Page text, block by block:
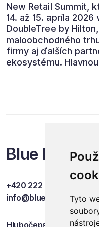
Tyto
New Retail Summit,
14. až 15. apríla
DoubleTree by
maloobchodného
firmy aj ďalších
ekosystému.
Blue Events
+420 222 749 841
info@blueevents.eu
Hlubočepská 701/38c